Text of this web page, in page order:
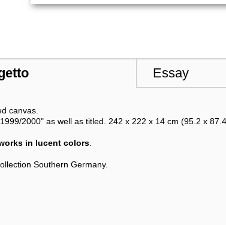
Essay
canvas.
2000" as well as titled. 242 x 222 x 14 cm (95.2 x
in lucent colors.
Southern Germany.